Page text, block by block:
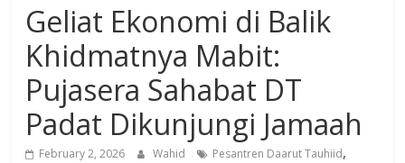
Geliat Ekonomi di Balik
Khidmatnya Mabit:
Pujasera Sahabat DT
Padat Dikunjungi Jamaah
February 2, 2026 Wahid Pesantren Daarut Tauhiid,